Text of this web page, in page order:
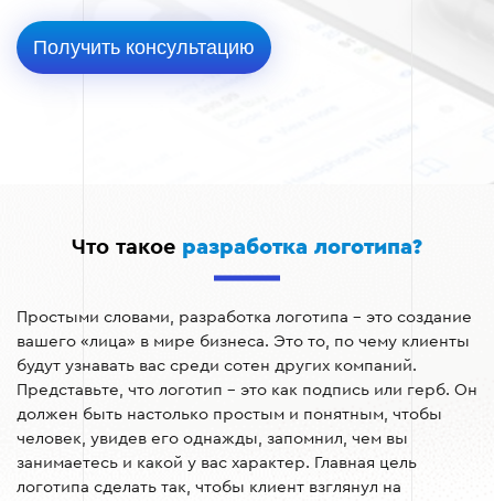
Что такое разработка логотипа?
Простыми словами, разработка логотипа – это создание
вашего «лица» в мире бизнеса. Это то, по чему клиенты
будут узнавать вас среди сотен других компаний.
Представьте, что логотип – это как подпись или герб. Он
должен быть настолько простым и понятным, чтобы
человек, увидев его однажды, запомнил, чем вы
занимаетесь и какой у вас характер. Главная цель
логотипа сделать так, чтобы клиент взглянул на